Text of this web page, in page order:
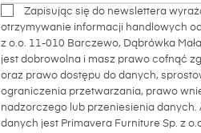
Zapisując się do newslettera
otrzymywanie informacji handlowych
z o.o. 11-010 Barczewo, Dąbrówka
jest dobrowolna i masz prawo cofnąć
oraz prawo dostępu do danych,
ograniczenia przetwarzania, prawo
nadzorczego lub przeniesienia danych.
danych jest Primavera Furniture Sp. z